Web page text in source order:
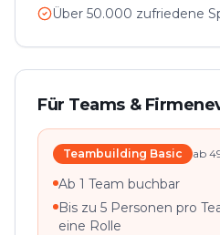
Über 50.000 zufriedene
Für Teams &
Teambuilding Basic ab
Ab 1 Team buchbar
Bis zu 5 Personen pro
eine Rolle